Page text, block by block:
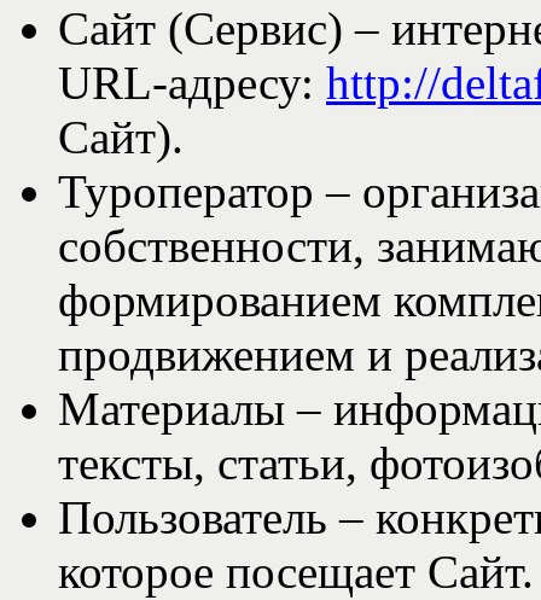
Сайт (Сервис) –
URL-адресу: http://
Сайт).
Туроператор –
собственности,
формированием
продвижением и
Материалы –
тексты, статьи,
Пользователь –
которое посещает Сайт.